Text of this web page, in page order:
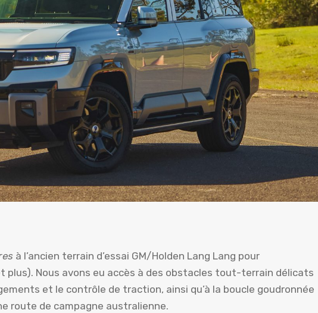
à l’ancien terrain d’essai GM/Holden Lang Lang pour
plus). Nous avons eu accès à des obstacles tout-terrain délicats
et le contrôle de traction, ainsi qu’à la boucle goudronnée
route de campagne australienne.